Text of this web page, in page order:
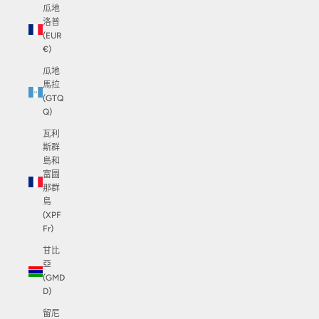
瓜地
洛普
(EUR
€)
瓜地
馬拉
(GTQ
Q)
瓦利
斯群
島和
富圖
那群
島
(XPF
Fr)
甘比
亞
(GMD
D)
留尼